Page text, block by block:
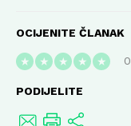
OCIJENITE ČLANAK
★ ★ ★ ★ ★ 0
PODIJELITE